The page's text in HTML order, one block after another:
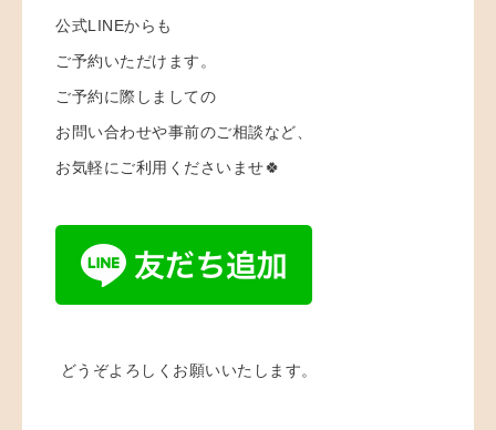
公式LINEからも
ご予約いただけます。
ご予約に際しましての
お問い合わせや事前のご相談など、
お気軽にご利用くださいませ🍀
どうぞよろしくお願いいたします。